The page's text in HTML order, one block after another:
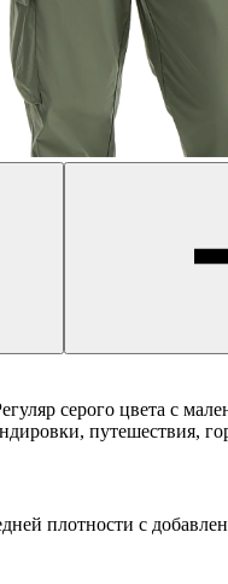
серого цвета с
путешествия,
плотности с